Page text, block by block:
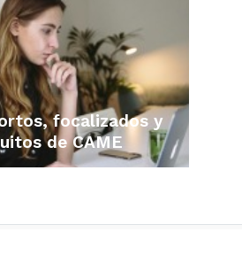
focalizados y
de CAME